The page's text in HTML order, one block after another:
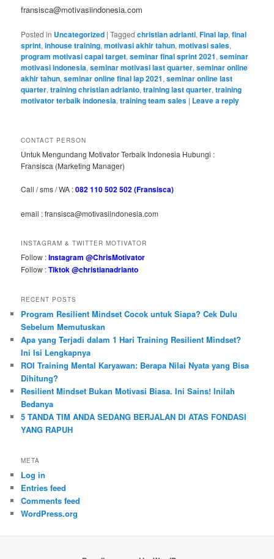
fransisca@motivasiindonesia.com
Posted in Uncategorized |Tagged christian adrianti,Final lap,final
sprint,inhouse training,motivasi akhir tahun,motivasi sales,
program motivasi capai target,seminar final sprint 2021,seminar
motivasi indonesia,seminar motivasi last quarter,seminar online
akhir tahun,seminar online final lap 2021,seminar online last
quarter,training christian adrianto,training last quarter,training
motivator terbaik indonesia,training team sales | Leave a reply
CONTACT PERSON
Untuk Mengundang Motivator Terbaik Indonesia Hubungi :
Fransisca (Marketing Manager)
Call / sms / WA :082 110 502 502 (Fransisca)
email : fransisca@motivasiindonesia.com
INSTAGRAM & TWITTER MOTIVATOR
Follow :Instagram @ChrisMotivator
Follow :Tiktok @christianadrianto
RECENT POSTS
Program Resilient Mindset Cocok untuk Siapa? Cek Dulu
Sebelum Memutuskan
Apa yang Terjadi dalam 1 Hari Training Resilient Mindset?
Ini Isi Lengkapnya
ROI Training Mental Karyawan: Berapa Nilai Nyata yang Bisa
Dihitung?
Resilient Mindset Bukan Motivasi Biasa. Ini Sains! Inilah
Bedanya
5 TANDA TIM ANDA SEDANG BERJALAN DI ATAS FONDASI
YANG RAPUH
META
Log in
Entries feed
Comments feed
WordPress.org